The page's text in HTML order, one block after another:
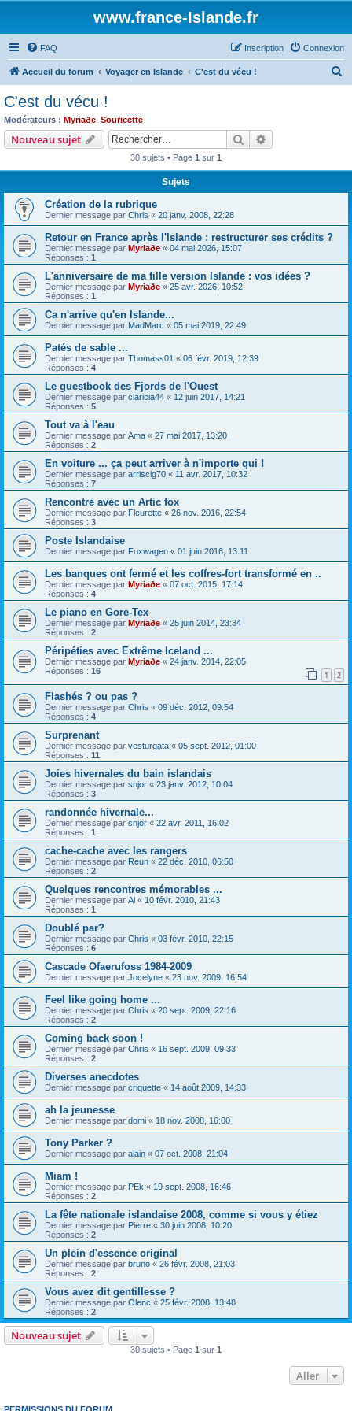
www.france-Islande.fr
FAQ Connexion
Inscription
Accueil du forum Voyager en Islande C'est du vécu !
C'est du vécu !
Modérateurs : Myriaðe Souricette
Nouveau sujet Rechercher
30 sujets • Page 1 sur 1
Sujets
Création de la rubrique
Dernier message par Chris « 20 janv. 2008, 22:28
Retour en France après l'Islande : restructurer ses crédits ?
Dernier message par Myriaðe « 04 mai 2026, 15:07
Réponses : 1
L'anniversaire de ma fille version Islande : vos idées ?
Dernier message par Myriaðe « 25 avr. 2026, 10:52
Réponses : 1
Ca n'arrive qu'en Islande...
Dernier message par MadMarc « 05 mai 2019, 22:49
Patés de sable ...
Dernier message par Thomass01 « 06 févr. 2019, 12:39
Réponses : 4
Le guestbook des Fjords de l'Ouest
Dernier message par claricia44 « 12 juin 2017, 14:21
Réponses : 5
Tout va à l'eau
Dernier message par Ama « 27 mai 2017, 13:20
Réponses : 2
En voiture ... ça peut arriver à n'importe qui !
Dernier message par arriscig70 « 11 avr. 2017, 10:32
Réponses : 7
Rencontre avec un Artic fox
Dernier message par Fleurette « 26 nov. 2016, 22:54
Réponses : 3
Poste Islandaise
Dernier message par Foxwagen « 01 juin 2016, 13:11
Les banques ont fermé et les coffres-fort transformé en ..
Dernier message par Myriaðe « 07 oct. 2015, 17:14
Réponses : 4
Le piano en Gore-Tex
Dernier message par Myriaðe « 25 juin 2014, 23:34
Réponses : 2
Péripéties avec Extrême Iceland ...
Dernier message par Myriaðe « 24 janv. 2014, 22:05
Réponses : 16 1 2
Flashés ? ou pas ?
Dernier message par Chris « 09 déc. 2012, 09:54
Réponses : 4
Surprenant
Dernier message par vesturgata « 05 sept. 2012, 01:00
Réponses : 11
Joies hivernales du bain islandais
Dernier message par snjor « 23 janv. 2012, 10:04
Réponses : 3
randonnée hivernale...
Dernier message par snjor « 22 avr. 2011, 16:02
Réponses : 1
cache-cache avec les rangers
Dernier message par Reun « 22 déc. 2010, 06:50
Réponses : 2
Quelques rencontres mémorables ...
Dernier message par Al « 10 févr. 2010, 21:43
Réponses : 1
Doublé par?
Dernier message par Chris « 03 févr. 2010, 22:15
Réponses : 6
Cascade Ofaerufoss 1984-2009
Dernier message par Jocelyne « 23 nov. 2009, 16:54
Feel like going home ...
Dernier message par Chris « 20 sept. 2009, 22:16
Réponses : 2
Coming back soon !
Dernier message par Chris « 16 sept. 2009, 09:33
Réponses : 2
Diverses anecdotes
Dernier message par criquette « 14 août 2009, 14:33
ah la jeunesse
Dernier message par domi « 18 nov. 2008, 16:00
Tony Parker ?
Dernier message par alain « 07 oct. 2008, 21:04
Miam !
Dernier message par PEk « 19 sept. 2008, 16:46
Réponses : 2
La fête nationale islandaise 2008, comme si vous y étiez
Dernier message par Pierre « 30 juin 2008, 10:20
Réponses : 2
Un plein d'essence original
Dernier message par bruno « 26 févr. 2008, 21:03
Réponses : 2
Vous avez dit gentillesse ?
Dernier message par Olenc « 25 févr. 2008, 13:48
Réponses : 2
Nouveau sujet
30 sujets • Page 1 sur 1
Aller